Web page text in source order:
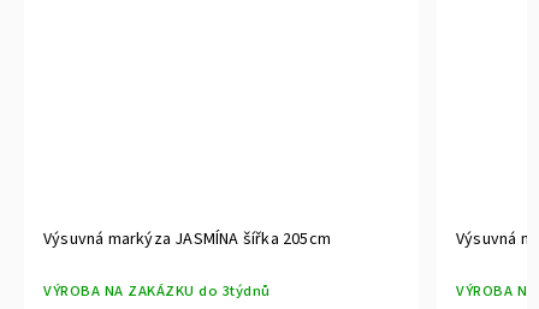
Výsuvná markýza JASMÍNA šířka 205cm
VÝROBA NA ZAKÁZKU do 3týdnů
Výsuvná
VÝROBA